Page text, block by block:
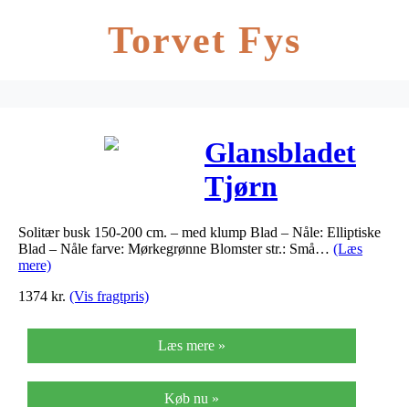
Torvet Fys
Glansbladet
Tjørn
Carrierei –
Crataegus
Carrierei
Solitær busk 150-200 cm. – med klump Blad – Nåle: Elliptiske
Blad – Nåle farve: Mørkegrønne Blomster str.: Små… (Læs
mere)
1374 kr. (Vis fragtpris)
Læs mere »
Køb nu »